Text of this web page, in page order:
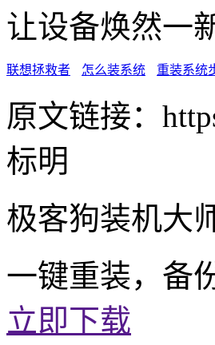
让设备焕然一
联想拯救者 怎么装系统 重装系统
原文链接：
标明
极客狗装机大
一键重装，备
立即下载